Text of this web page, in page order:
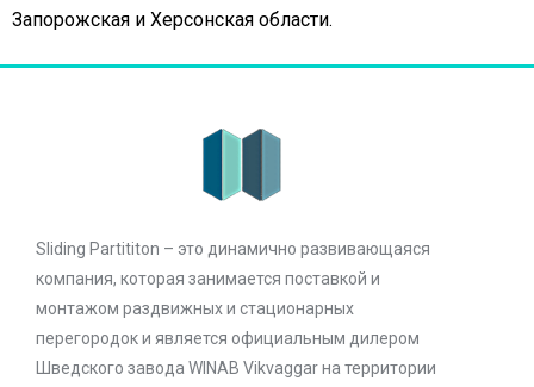
Запорожская и Херсонская области.
Sliding Partititon – это динамично развивающаяся
компания, которая занимается поставкой и
монтажом раздвижных и стационарных
перегородок и является официальным дилером
Шведского завода WINAB Vikvaggar на территории